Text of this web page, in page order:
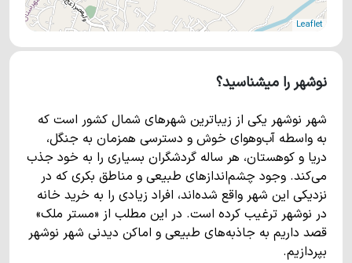
Leaflet
نوشهر را میشناسید؟
شهر نوشهر یکی از زیباترین شهرهای شمال کشور است که
به واسطه آب‌وهوای خوش و دسترسی همزمان به جنگل،
دریا و کوهستان، هر ساله گردشگران بسیاری را به خود جذب
می‌کند. وجود چشم‌اندازهای طبیعی و مناطق بکری که در
نزدیکی این شهر واقع شده‌اند، افراد زیادی را به خرید خانه
در نوشهر ترغیب کرده است. در این مطلب از «مستر ملک»
قصد داریم به جاذبه‌های طبیعی و اماکن دیدنی شهر نوشهر
بپردازیم.